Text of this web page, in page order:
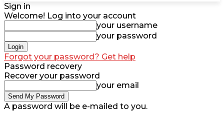
Sign in
Welcome! Log into your account
your username
your password
Forgot your password? Get help
Password recovery
Recover your password
your email
A password will be e-mailed to you.